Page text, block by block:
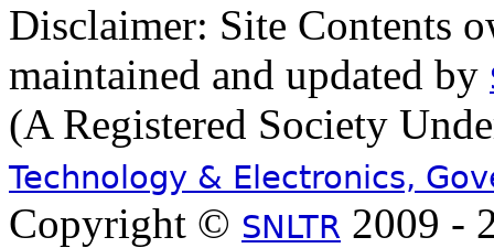
Disclaimer: Site Contents
maintained and updated by
(A Registered Society
Technology & Electronics,
Copyright © SNLTR 2009 -